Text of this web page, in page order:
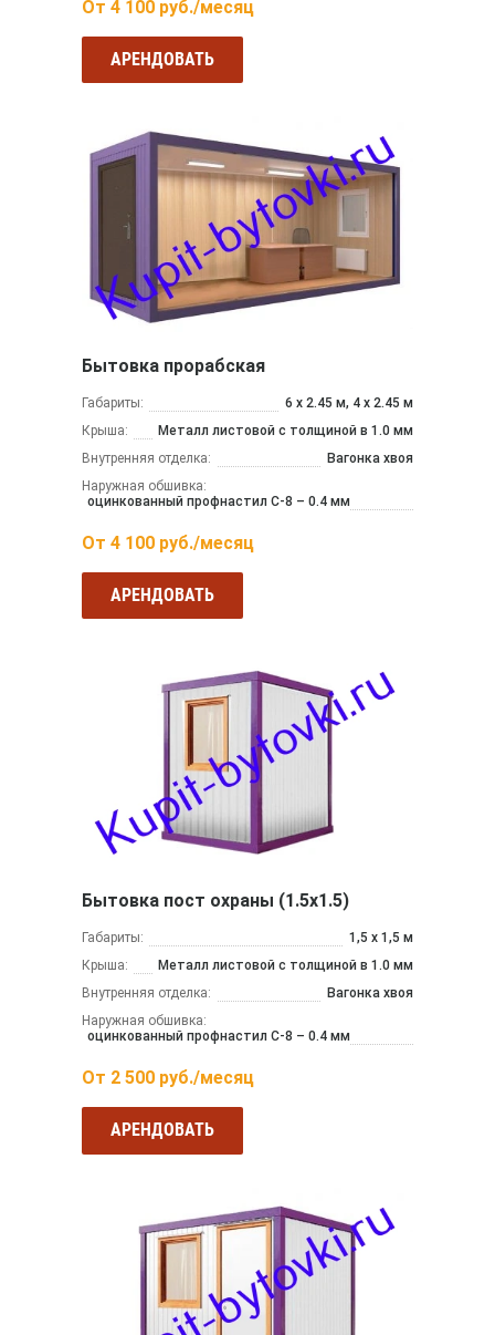
От 4 100 руб./месяц
АРЕНДОВАТЬ
Бытовка прорабская
Габариты:
6 х 2.45 м, 4 х 2.45 м
Крыша:
Металл листовой с толщиной в 1.0 мм
Внутренняя отделка:
Вагонка хвоя
Наружная обшивка:
оцинкованный профнастил С-8 – 0.4 мм
От 4 100 руб./месяц
АРЕНДОВАТЬ
Бытовка пост охраны (1.5х1.5)
Габариты:
1,5 х 1,5 м
Крыша:
Металл листовой с толщиной в 1.0 мм
Внутренняя отделка:
Вагонка хвоя
Наружная обшивка:
оцинкованный профнастил С-8 – 0.4 мм
От 2 500 руб./месяц
АРЕНДОВАТЬ